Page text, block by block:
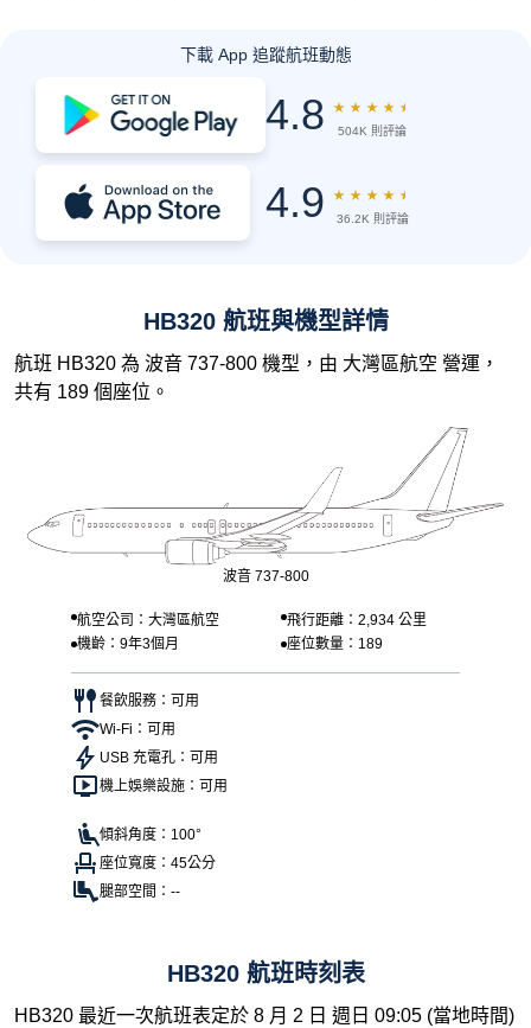
下載 App 追蹤航班動態
4.8 ★ ★ ★ ★ ★
504K 則評論
4.9 ★ ★ ★ ★ ★
36.2K 則評論
HB320 航班與機型詳情
航班 HB320 為 波音 737-800 機型，由 大灣區航空 營運，
共有 189 個座位。
波音 737-800
航空公司：大灣區航空
飛行距離：2,934 公里
機齡：9年3個月
座位數量：189
餐飲服務：可用
Wi-Fi：可用
USB 充電孔：可用
機上娛樂設施：可用
傾斜角度：100°
座位寬度：45公分
腿部空間：--
HB320 航班時刻表
HB320 最近一次航班表定於 8 月 2 日 週日 09:05 (當地時間)